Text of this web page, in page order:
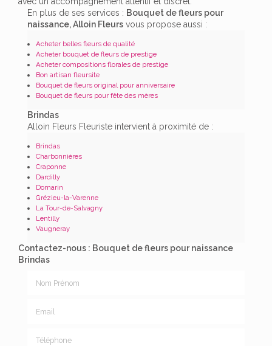
En plus de ses services : Bouquet de fleurs pour
naissance, Alloin Fleurs vous propose aussi :
Acheter belles fleurs de qualité
Acheter bouquet de fleurs de prestige
Acheter compositions florales de prestige
Bon artisan fleursite
Bouquet de fleurs original pour anniversaire
Bouquet de fleurs pour fête des mères
Brindas
Alloin Fleurs Fleuriste intervient à proximité de :
Brindas
Charbonnières
Craponne
Dardilly
Domarin
Grézieu-la-Varenne
La Tour-de-Salvagny
Lentilly
Vaugneray
Contactez-nous : Bouquet de fleurs pour naissance
Brindas